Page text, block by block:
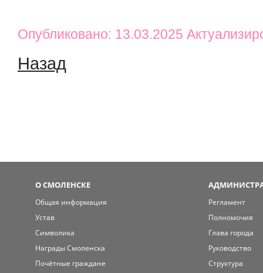
Опубликовано: 13.03.2025
Назад
О СМОЛЕНСКЕ
Общая информация
Устав
Символика
Награды Смоленска
Почётные граждане
Регламент
Полномочия
Глава города
Руководство
Структура